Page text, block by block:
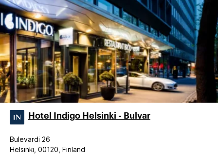
Hotel Indigo Helsinki - Bulvar
Bulevardi 26
Helsinki, 00120, Finland